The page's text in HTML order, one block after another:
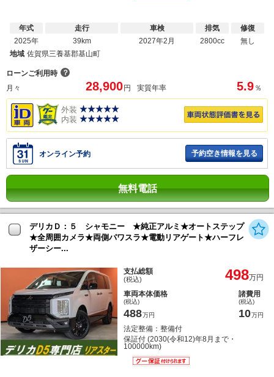
年式
2025年
走行
39km
車検
2027年2月
排気
2800cc
修復
無し
地域 佐賀県三養基郡基山町
ローンご利用時 ？
月々
28,900 円 実質年率 5.9 ％
外装
内装
オンライン予約 予約空き情報を見る
無料電話
デリカＤ：５ シャモニー ★純正アルミ★オートステップ
★全周囲カメラ★両側パワスラ★電動リアゲート★ハーフレ
ザーシー...
支払総額
(税込) 498万円
車両本体価格
(税込)
488万円
諸費用
(税込)
10万円
法定整備：整備付
保証付 (2030(令和12)年8月まで・
100000km)